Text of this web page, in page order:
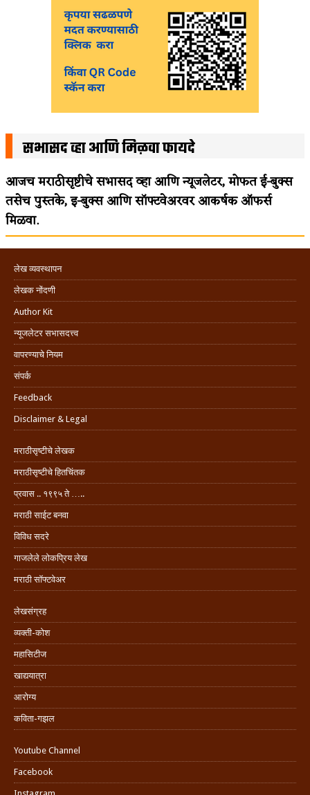
सभासद व्हा आणि मिळवा फायदे
आजच मराठीसृष्टीचे सभासद व्हा आणि न्यूजलेटर, मोफत ई-बुक्स
तसेच पुस्तके, इ-बुक्स आणि सॉफ्टवेअरवर आकर्षक ऑफर्स
मिळवा.
लेख व्यवस्थापन
लेखक नोंदणी
Author Kit
न्यूजलेटर सभासदत्त्व
वापरण्याचे नियम
संपर्क
Feedback
Disclaimer & Legal
मराठीसृष्टीचे लेखक
मराठीसृष्टीचे हितचिंतक
प्रवास .. १९९५ ते …..
मराठी साईट बनवा
विविध सदरे
गाजलेले लोकप्रिय लेख
मराठी सॉफ्टवेअर
लेखसंग्रह
व्यक्ती-कोश
महासिटीज
खाद्ययात्रा
आरोग्य
कविता-गझल
Youtube Channel
Facebook